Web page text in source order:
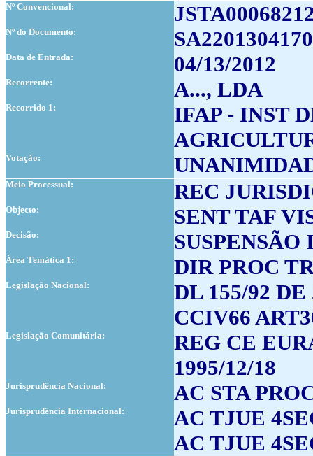
Nº Convencional:
Nº do Documento:
Data de Entrada: 04/13/2012
Recorrente: A..., LDA
Recorrido 1:
IFAP - INST
Votação:
Meio Processual: REC
Objecto: SENT TAF
Decisão: SUSPENSÃO
Área Temática 1: DIR PROC
Legislação Nacional:
DL 155/92 DE
CCIV66
Legislação Comunitária:
REG CE
1995/12/18
Jurisprudência Nacional: AC STA
Jurisprudência Internacional:
AC TJUE
AC TJUE